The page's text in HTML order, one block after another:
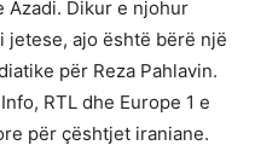
Azadi. Dikur e njohur
ajo është bërë një
për Reza Pahlavin.
RTL dhe Europe 1 e
për çështjet iraniane.